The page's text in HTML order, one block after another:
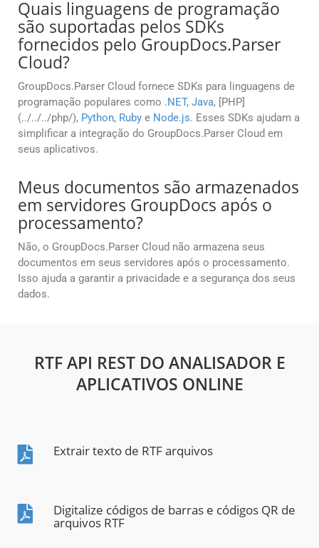
Quais linguagens de programação
são suportadas pelos SDKs
fornecidos pelo GroupDocs.Parser
Cloud?
GroupDocs.Parser Cloud fornece SDKs para linguagens de
programação populares como .NET, Java, [PHP]
(../../../php/), Python, Ruby e Node.js. Esses SDKs ajudam a
simplificar a integração do GroupDocs.Parser Cloud em
seus aplicativos.
Meus documentos são armazenados
em servidores GroupDocs após o
processamento?
Não, o GroupDocs.Parser Cloud não armazena seus
documentos em seus servidores após o processamento.
Isso ajuda a garantir a privacidade e a segurança dos seus
dados.
RTF API REST DO ANALISADOR E
APLICATIVOS ONLINE
Extrair texto de RTF arquivos
Digitalize códigos de barras e códigos QR de
arquivos RTF